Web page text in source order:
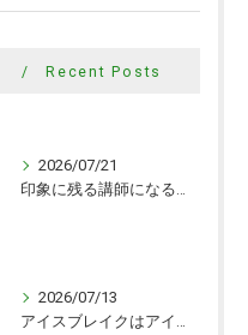
Recent Posts
2026/07/21
印象に残る講師になるために
2026/07/13
アイスブレイクはアイスブレイクで終わらせるな！